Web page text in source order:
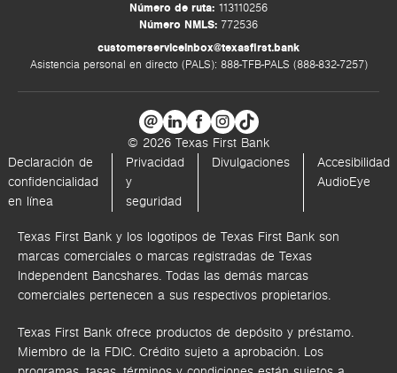
Número de ruta: 113110256
Número NMLS: 772536
customerserviceinbox@texasfirst.bank
Asistencia personal en directo (PALS): 888-TFB-PALS (888-832-7257)
© 2026 Texas First Bank
Declaración de
confidencialidad
en línea
Privacidad
y
seguridad
Divulgaciones
Accesibilidad
AudioEye
Texas First Bank y los logotipos de Texas First Bank son
marcas comerciales o marcas registradas de Texas
Independent Bancshares. Todas las demás marcas
comerciales pertenecen a sus respectivos propietarios.
Texas First Bank ofrece productos de depósito y préstamo.
Miembro de la FDIC. Crédito sujeto a aprobación. Los